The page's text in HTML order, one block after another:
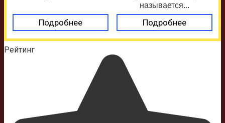
Подробнее
называется...
Подробнее
Рейтинг